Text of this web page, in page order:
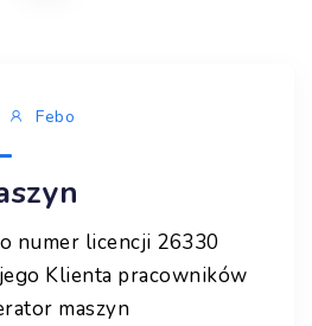
Febo
numer licencji 26330
Klienta pracowników
maszyn